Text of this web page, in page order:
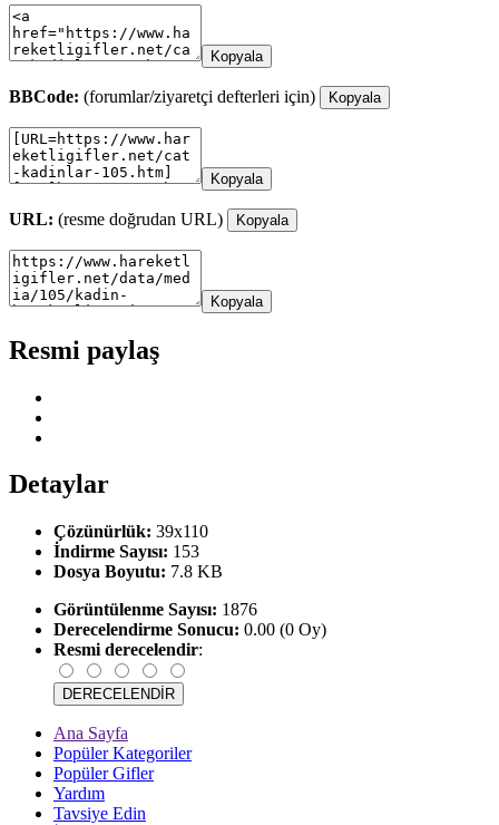
Kopyala
BBCode: (forumlar/ziyaretçi defterleri için) Kopyala
Kopyala
URL: (resme doğrudan URL) Kopyala
Kopyala
Resmi paylaş
Detaylar
Çözünürlük: 39x110
İndirme Sayısı: 153
Dosya Boyutu: 7.8 KB
Görüntülenme Sayısı: 1876
Derecelendirme Sonucu: 0.00 (0 Oy)
Resmi derecelendir:
Ana Sayfa
Popüler Kategoriler
Popüler Gifler
Yardım
Tavsiye Edin